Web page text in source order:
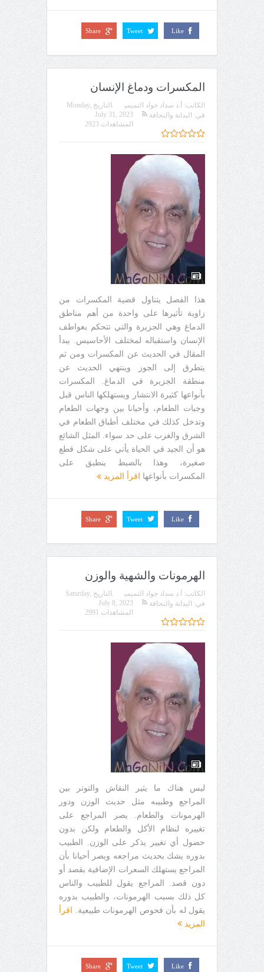
Like
Tweet
Share
المكسرات ودماغ الإنسان
الكاتب: أ.د سداد جواد التميمي التاريخ Monday,
July 31, 2023
في: البدانة والنحافة
المشاهدات 2923
هذا الفصل يتناول قضية المكسرات من
زاوية تأثيرها على واحدة من أهم مناطق
الدماغ وهي الجزيرة والتي تتحكم بعواطف
الإنسان واستقباله لمختلف الأحاسيس. يبدأ
المقال في الحديث عن المكسرات ومن ثم
يتطرق إلى الجوز وينتهي الحديث عن
منطقة الجزيرة في الدماغ. المكسرات
بأنواعها كثيرة الانتشار ويستهلكها الناس قبل
وجبات الطعام، وأحيانا بين وجهات الطعام
وتدخل كذلك في مختلف أطباق الطعام في
الشرق والغرب على حد سواء. المثل الشائع
هو أن الجيد في الحياة يأتي على شكل قطع
صغيرة، وهذا بالضبط ينطبق على
المكسرات بأنواعها
اقرأ المزيد
Like
Tweet
Share
الهرمونات والشهية والوزن
الكاتب: أ.د سداد جواد التميمي التاريخ Saturday,
July 8, 2023
في: البدانة والنحافة
المشاهدات 2991
ليس هناك ما يثير النقاش والتوتر بين
المراجع وطبيبه مثل حديث الوزن ودور
الهرمونات والطعام. يصر المراجع على
تغييره لنظام الأكل والطعام ولكن بدون
حصول أي تغيير يذكر على الوزن. الطبيب
بدوره يشك بحديث مراجعه ويصر أحيانا بأن
المراجع يستهلك السعرات الإضافية بقصد أو
دون قصد. المراجع يقول للطبيب والناس
كل ذلك بسبب الهرمونات، والطبيب بدوره
يقول له بأن فحوص الهرمونات طبيعية. اقرأ
المزيد
Like
Tweet
Share